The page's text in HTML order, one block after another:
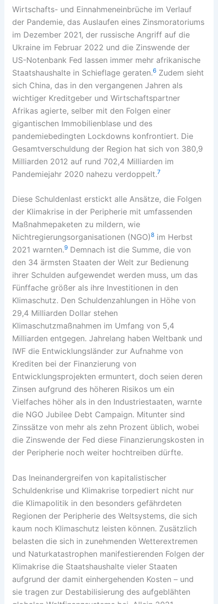
Wirtschafts- und Einnahmeneinbrüche im Verlauf
der Pandemie, das Auslaufen eines Zinsmoratoriums
im Dezember 2021, der russische Angriff auf die
Ukraine im Februar 2022 und die Zinswende der
US-Notenbank Fed lassen immer mehr afrikanische
Staatshaushalte in Schieflage geraten.6Zudem sieht
sich China, das in den vergangenen Jahren als
wichtiger Kreditgeber und Wirtschaftspartner
Afrikas agierte, selber mit den Folgen einer
gigantischen Immobilienblase und des
pandemiebedingten Lockdowns konfrontiert. Die
Gesamtverschuldung der Region hat sich von 380,9
Milliarden 2012 auf rund 702,4 Milliarden im
Pandemiejahr 2020 nahezu verdoppelt.7
Diese Schuldenlast erstickt alle Ansätze, die Folgen
der Klimakrise in der Peripherie mit umfassenden
Maßnahmepaketen zu mildern, wie
Nichtregierungsorganisationen (NGO)8im Herbst
2021 warnten.9Demnach ist die Summe, die von
den 34 ärmsten Staaten der Welt zur Bedienung
ihrer Schulden aufgewendet werden muss, um das
Fünffache größer als ihre Investitionen in den
Klimaschutz. Den Schuldenzahlungen in Höhe von
29,4 Milliarden Dollar stehen
Klimaschutzmaßnahmen im Umfang von 5,4
Milliarden entgegen. Jahrelang haben Weltbank und
IWF die Entwicklungsländer zur Aufnahme von
Krediten bei der Finanzierung von
Entwicklungsprojekten ermuntert, doch seien deren
Zinsen aufgrund des höheren Risikos um ein
Vielfaches höher als in den Industriestaaten, warnte
die NGO Jubilee Debt Campaign. Mitunter sind
Zinssätze von mehr als zehn Prozent üblich, wobei
die Zinswende der Fed diese Finanzierungskosten in
der Peripherie noch weiter hochtreiben dürfte.
Das Ineinandergreifen von kapitalistischer
Schuldenkrise und Klimakrise torpediert nicht nur
die Klimapolitik in den besonders gefährdeten
Regionen der Peripherie des Weltsystems, die sich
kaum noch Klimaschutz leisten können. Zusätzlich
belasten die sich in zunehmenden Wetterextremen
und Naturkatastrophen manifestierenden Folgen der
Klimakrise die Staatshaushalte vieler Staaten
aufgrund der damit einhergehenden Kosten – und
sie tragen zur Destabilisierung des aufgeblähten